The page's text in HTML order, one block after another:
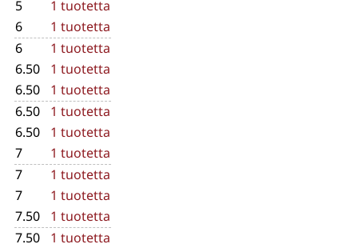
5
1 tuotetta
6
1 tuotetta
6
1 tuotetta
6.50
1 tuotetta
6.50
1 tuotetta
6.50
1 tuotetta
6.50
1 tuotetta
7
1 tuotetta
7
1 tuotetta
7
1 tuotetta
7.50
1 tuotetta
7.50
1 tuotetta